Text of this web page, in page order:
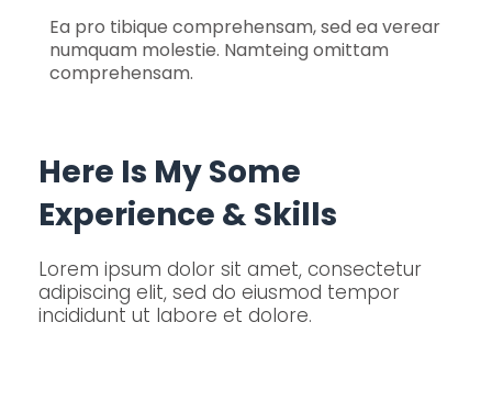
Ea pro tibique comprehensam, sed ea verear
numquam molestie. Namteing omittam
comprehensam.
Here Is My Some
Experience & Skills
Lorem ipsum dolor sit amet, consectetur
adipiscing elit, sed do eiusmod tempor
incididunt ut labore et dolore.